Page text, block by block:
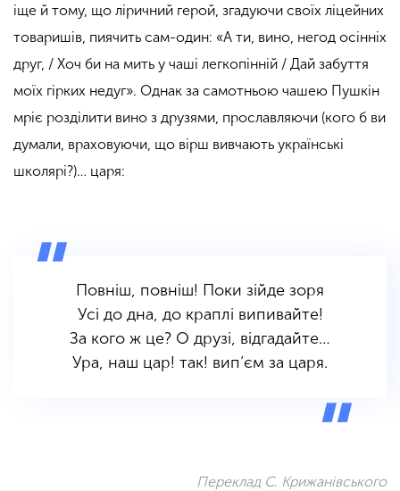
іще й тому, що ліричний герой, згадуючи своїх ліцейних
товаришів, пиячить сам-один: «А ти, вино, негод осінніх
друг, / Хоч би на мить у чаші легкопінній / Дай забуття
моїх гірких недуг». Однак за самотньою чашею Пушкін
мріє розділити вино з друзями, прославляючи (кого б ви
думали, враховуючи, що вірш вивчають українські
школярі?)… царя:
Повніш, повніш! Поки зійде зоря
Усі до дна, до краплі випивайте!
За кого ж це? О друзі, відгадайте…
Ура, наш цар! так! вип’єм за царя.
Переклад С. Крижанівського